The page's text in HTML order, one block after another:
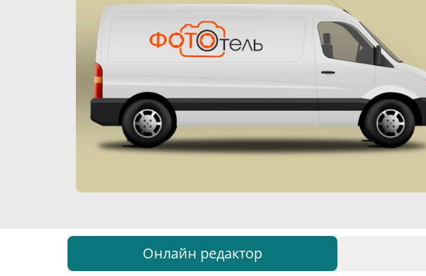
Онлайн редактор